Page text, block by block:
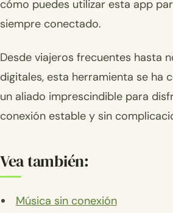
cómo puedes utilizar esta app
siempre conectado.
Desde viajeros frecuentes hasta
digitales, esta herramienta se ha
un aliado imprescindible para
conexión estable y sin
Vea también:
Música sin conexión